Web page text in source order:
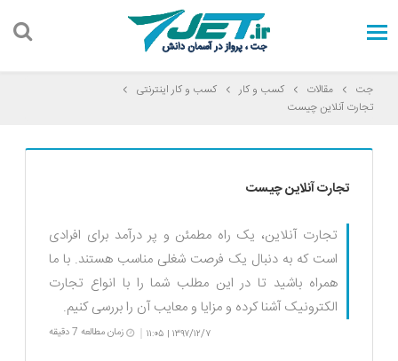
جت مقالات کسب و کار
کسب و کار اینترنتی
تجارت آنلاین چیست
تجارت آنلاین چیست
تجارت آنلاین، یک راه مطمئن و پر درآمد برای افرادی
است که به دنبال یک فرصت شغلی مناسب هستند. با ما
همراه باشید تا در این مطلب شما را با انواع تجارت
الکترونیک آشنا کرده و مزایا و معایب آن را بررسی کنیم.
| زمان مطالعه 7 دقیقه